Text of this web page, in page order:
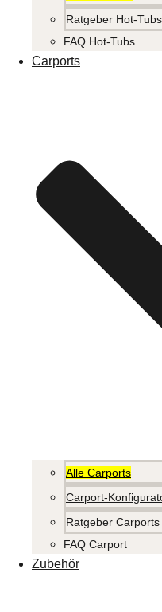
Ratgeber Hot-Tubs
FAQ Hot-Tubs
Carports
Alle Carports
Carport-
Ratgeber Carports
FAQ Carport
Zubehör